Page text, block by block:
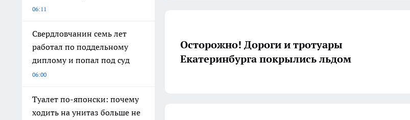
06:11
Свердловчанин семь лет
работал по поддельному
диплому и попал под суд
06:00
Туалет по-японски: почему
ходить на унитаз больше не
Осторожно! Дороги и тротуары
Екатеринбурга покрылись льдом